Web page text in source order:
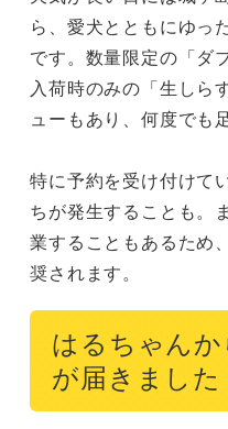
ら、愛犬とともにゆっ
です。数量限定の「ダ
入荷時のみの「生しら
ューもあり、何度でも
特に予約を受け付けて
ちが発生することも。
業することもあるため
奨されます。
はるちゃんか
が届きました